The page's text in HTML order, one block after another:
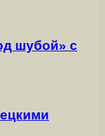
шубой» с